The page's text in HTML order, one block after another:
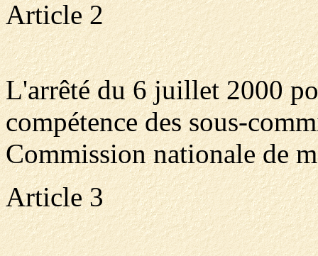
Article 2
L'arrêté du 6 juillet 2000
compétence des sous-
Commission nationale de
Article 3